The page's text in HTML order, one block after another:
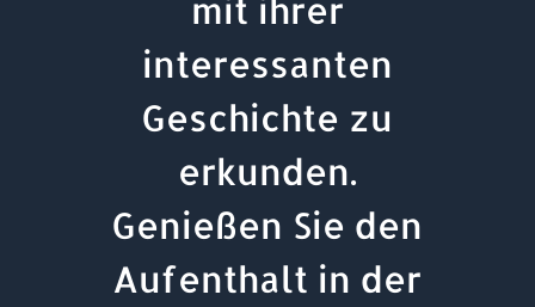
mit ihrer
interessanten
Geschichte zu
erkunden.
Genießen Sie den
Aufenthalt in der